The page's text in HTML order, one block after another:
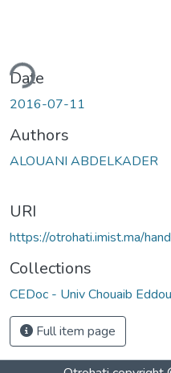
Date
2016-07-11
Authors
ALOUANI ABDELKADER
URI
https://otrohati.imist.ma/
Collections
CEDoc - Univ Chouaib
Full item page